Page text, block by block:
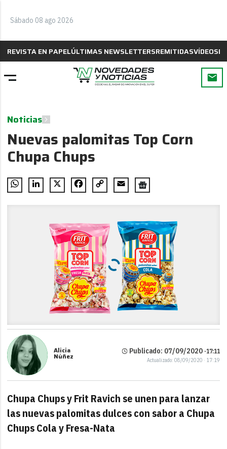
Sábado 08 ago 2026
REVISTA EN PAPELÚLTIMAS NEWSLETTERSREMITIDASVÍDEOS
Noticias
Nuevas palomitas Top Corn
Chupa Chups
WhatsAppLinkedIn
X FacebookCopy
Email
Alicia
Núñez
Publicado: 07/09/2020 ·17:11
Actualizado: 08/09/2020 · 17:19
Chupa Chups y Frit Ravich se unen para lanzar
las nuevas palomitas dulces con sabor a Chupa
Chups Cola y Fresa-Nata